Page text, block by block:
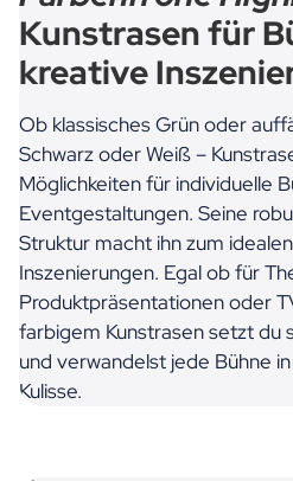
Kunstrasen für
kreative
Ob klassisches Grün oder
Schwarz oder Weiß –
Möglichkeiten für individuelle
Eventgestaltungen. Seine
Struktur macht ihn zum
Inszenierungen. Egal ob für
Produktpräsentationen oder
farbigem Kunstrasen setzt du
und verwandelst jede Bühne
Kulisse.